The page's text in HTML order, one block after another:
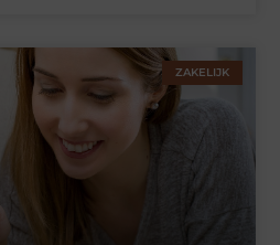
ZAKELIJK